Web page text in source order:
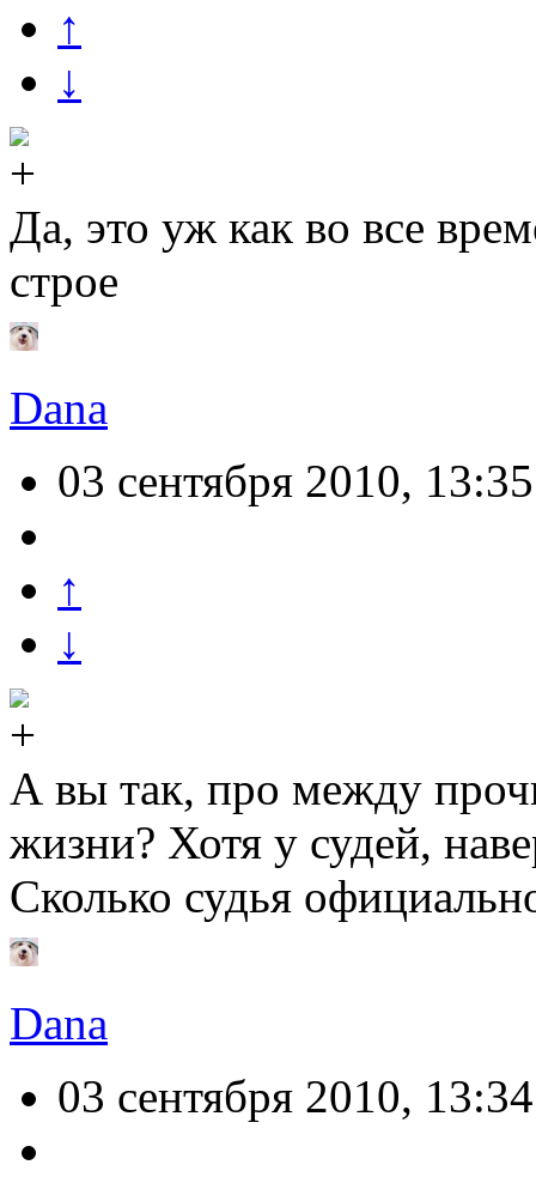
↑
↓
Да, это уж как во все
строе
Dana
03 сентября 2010, 13:35
↑
↓
А вы так, про между
жизни? Хотя у судей,
Сколько судья
Dana
03 сентября 2010, 13:34